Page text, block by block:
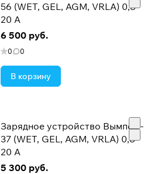
56 (WET, GEL, AGM, VRLA) 0,8-
20 А
6 500 руб.
0 0
В корзину
Зарядное устройство Вымпел -
37 (WET, GEL, AGM, VRLA) 0,8-
20 А
5 300 руб.